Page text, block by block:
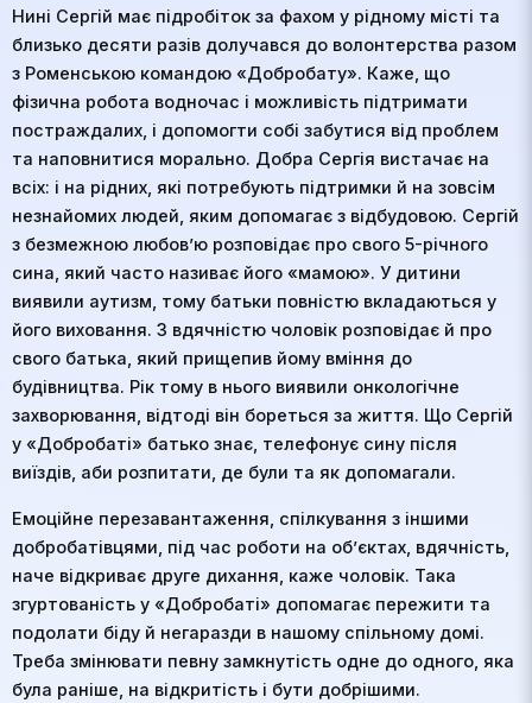
Нині Сергій має підробіток за фахом у рідному місті та
близько десяти разів долучався до волонтерства разом
з Роменською командою «Добробату». Каже, що
фізична робота водночас і можливість підтримати
постраждалих, і допомогти собі забутися від проблем
та наповнитися морально. Добра Сергія вистачає на
всіх: і на рідних, які потребують підтримки й на зовсім
незнайомих людей, яким допомагає з відбудовою. Сергій
з безмежною любов’ю розповідає про свого 5-річного
сина, який часто називає його «мамою». У дитини
виявили аутизм, тому батьки повністю вкладаються у
його виховання. З вдячністю чоловік розповідає й про
свого батька, який прищепив йому вміння до
будівництва. Рік тому в нього виявили онкологічне
захворювання, відтоді він бореться за життя. Що Сергій
у «Добробаті» батько знає, телефонує сину після
виїздів, аби розпитати, де були та як допомагали.
Емоційне перезавантаження, спілкування з іншими
добробатівцями, під час роботи на об’єктах, вдячність,
наче відкриває друге дихання, каже чоловік. Така
згуртованість у «Добробаті» допомагає пережити та
подолати біду й негаразди в нашому спільному домі.
Треба змінювати певну замкнутість одне до одного, яка
була раніше, на відкритість і бути добрішими.